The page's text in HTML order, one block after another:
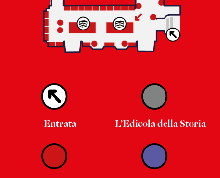
Entrata L’Edicola della Storia